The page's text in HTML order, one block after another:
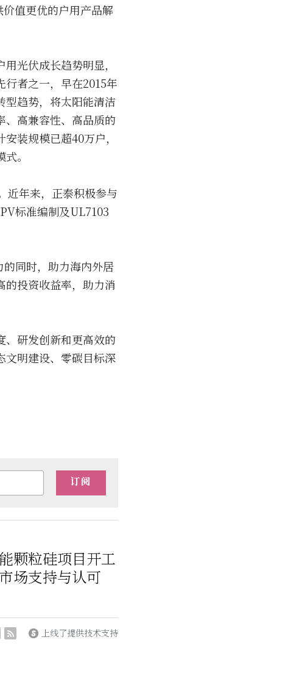
值更优的户用产品解
光伏成长趋势明显，
者之一，早在2015年
型趋势，将太阳能清洁
、高兼容性、高品质的
装规模已超40万户，
。
近年来，正泰积极参与
标准编制及UL7103
同时，助力海内外居
的投资收益率，助力消
、研发创新和更高效的
文明建设、零碳目标深
订阅
颗粒硅项目开工
场支持与认可
上线了提供技术支持